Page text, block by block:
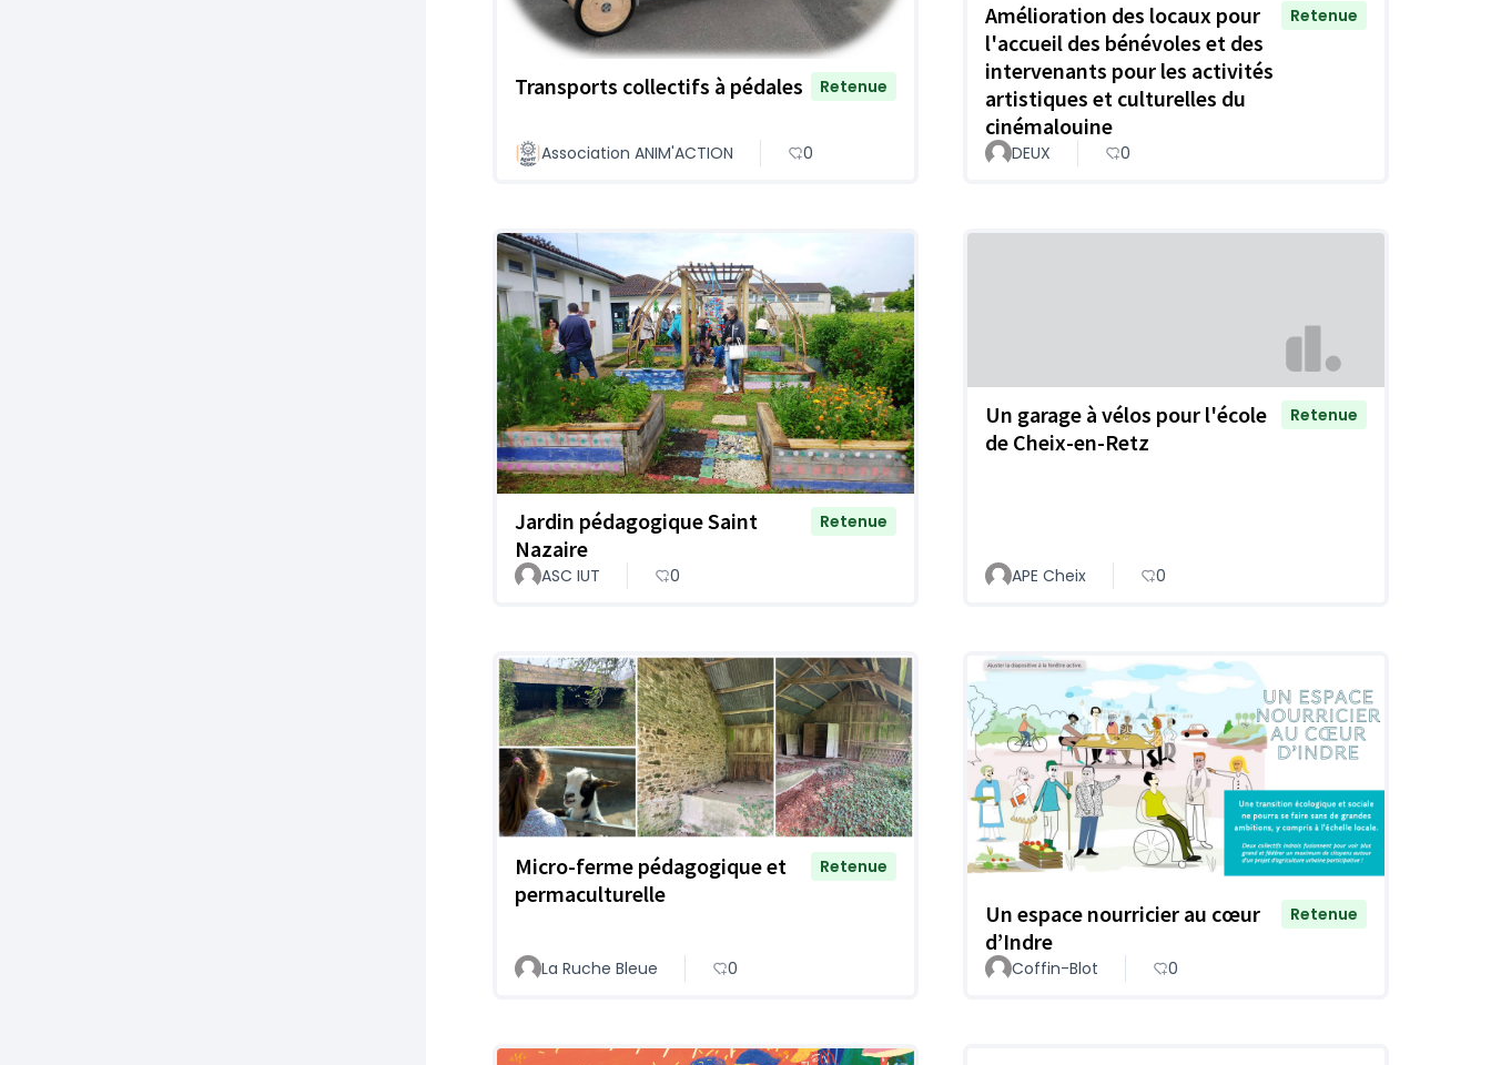
Transports collectifs à pédales Retenue
Association ANIM'ACTION 0
Amélioration des locaux pour
l'accueil des bénévoles et des
intervenants pour les activités
artistiques et culturelles du
cinémalouine
Retenue
DEUX 0
Jardin pédagogique Saint
Nazaire
Retenue
ASC IUT 0
Un garage à vélos pour l'école
de Cheix-en-Retz
Retenue
APE Cheix 0
Micro-ferme pédagogique et
permaculturelle
Retenue
La Ruche Bleue 0
Un espace nourricier au cœur
d’Indre
Retenue
Coffin-Blot 0